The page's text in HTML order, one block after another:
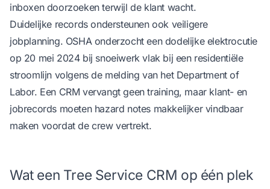
inboxen doorzoeken terwijl de klant wacht.
Duidelijke records ondersteunen ook veiligere
jobplanning. OSHA onderzocht een dodelijke elektrocutie
op 20 mei 2024 bij snoeiwerk vlak bij een residentiële
stroomlijn volgens de melding van het Department of
Labor. Een CRM vervangt geen training, maar klant- en
jobrecords moeten hazard notes makkelijker vindbaar
maken voordat de crew vertrekt.
Wat een Tree Service CRM op één plek